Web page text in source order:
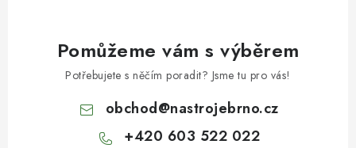
Pomůžeme vám s výběrem
Potřebujete s něčím poradit? Jsme tu pro vás!
obchod@nastrojebrno.cz
+420 603 522 022